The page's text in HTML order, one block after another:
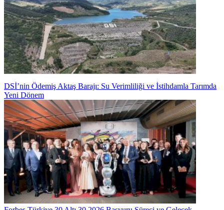
DSİ’nin Ödemiş Aktaş Barajı: Su Verimliliği ve İstihdamla Tarımda
Yeni Dönem